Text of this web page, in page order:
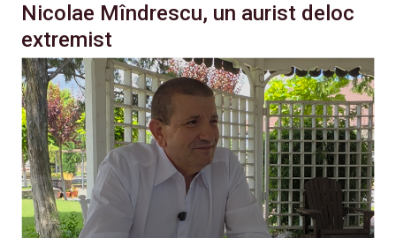
Nicolae Mîndrescu, un aurist deloc
extremist